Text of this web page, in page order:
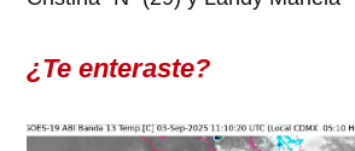
¿Te enteraste?